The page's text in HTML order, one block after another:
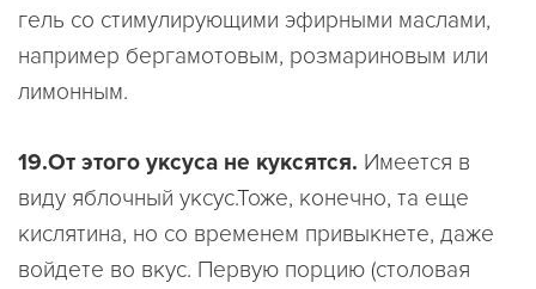
гель со стимулирующими эфирными маслами,
например бергамотовым, розмариновым или
лимонным.
19.От этого уксуса не куксятся. Имеется в
виду яблочный уксус.Тоже, конечно, та еще
кислятина, но со временем привыкнете, даже
войдете во вкус. Первую порцию (столовая